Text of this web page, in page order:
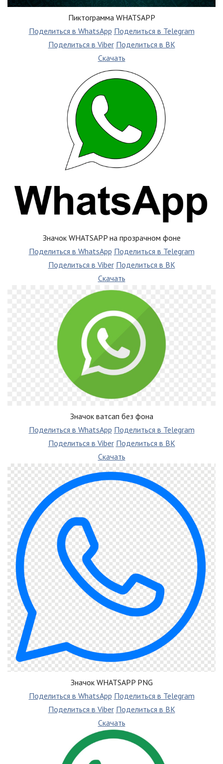
Пиктограмма WHATSAPP
Поделиться в WhatsApp Поделиться в Telegram
Поделиться в Viber Поделиться в ВК
Скачать
Значок WHATSAPP на прозрачном фоне
Поделиться в WhatsApp Поделиться в Telegram
Поделиться в Viber Поделиться в ВК
Скачать
Значок ватсап без фона
Поделиться в WhatsApp Поделиться в Telegram
Поделиться в Viber Поделиться в ВК
Скачать
Значок WHATSAPP PNG
Поделиться в WhatsApp Поделиться в Telegram
Поделиться в Viber Поделиться в ВК
Скачать